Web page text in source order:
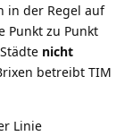
in der Regel auf
Punkt zu Punkt
nicht
betreibt TIM
Linie